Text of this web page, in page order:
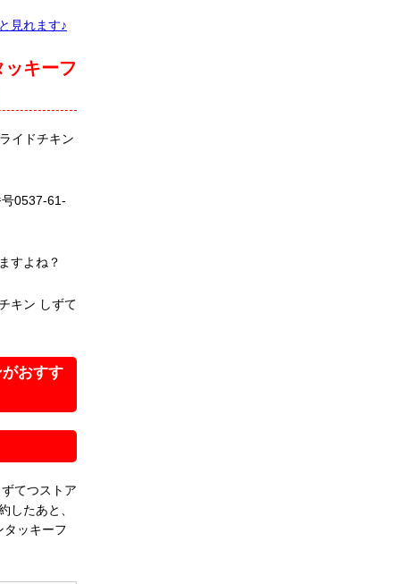
見れます♪
キーフ
イドチキン
0537-61-
すよね？
キン しずて
おすす
てつストア
したあと、
タッキーフ